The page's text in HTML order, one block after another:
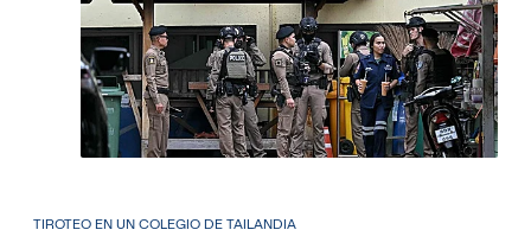
TIROTEO EN UN COLEGIO DE TAILANDIA